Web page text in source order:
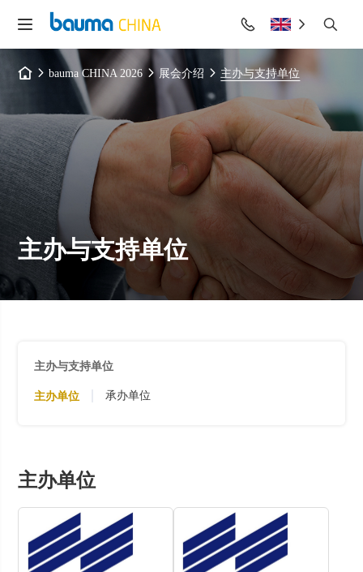
bauma CHINA 2026 展会介绍 主办与支持单位
主办与支持单位
主办与支持单位
主办单位 承办单位
主办单位